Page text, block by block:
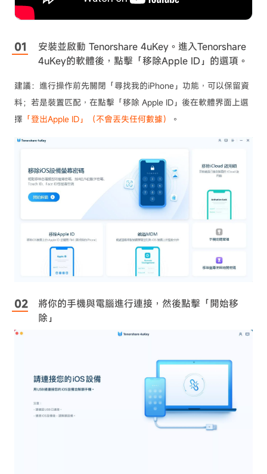
安裝並啟動 Tenorshare 4uKey。進入Tenorshare
4uKey的軟體後，點擊「移除Apple ID」的選項。
建議：進行操作前先關閉「尋找我的iPhone」功能，可以保留資
料；若是裝置匹配，在點擊「移除 Apple ID」後在軟體界面上選
擇 「登出Apple ID」（不會丟失任何數據） 。
將你的手機與電腦進行連接，然後點擊「開始移
除」